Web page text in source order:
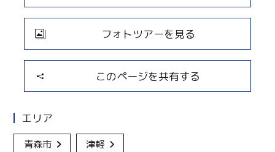
フォトツアーを見る
このページを共有する
エリア
青森市 津軽